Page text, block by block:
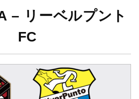
– リーベルプント
FC